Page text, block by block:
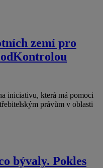
zemí pro
iniciativu, která má pomoci
právům v oblasti
bývaly. Pokles